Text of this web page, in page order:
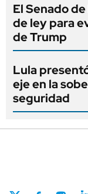
El Senado
de ley para
de Trump
Lula
eje en la
seguridad